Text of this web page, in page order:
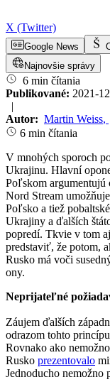
X (Twitter)
Google News
Najnovšie správy
6 min čítania
Publikované: 2021-
|
Autor: Martin Weiss,
6 min čítania
V mnohých sporoch
Ukrajinu. Hlavní
Poľskom argumentujú
Nord Stream
Poľsko a tiež
Ukrajiny a ďalších
popredí. Tkvie v tom
predstaviť, že potom,
Rusko má voči
ony.
Neprijateľné
Záujem ďalších
odrazom tohto
Rovnako ako
Rusko prezentovalo
Jednoducho nemožno